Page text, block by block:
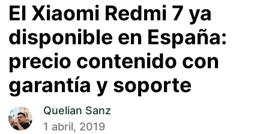
El Xiaomi Redmi 7 ya
disponible en España:
precio contenido con
garantía y soporte
Quelian Sanz
1 abril, 2019